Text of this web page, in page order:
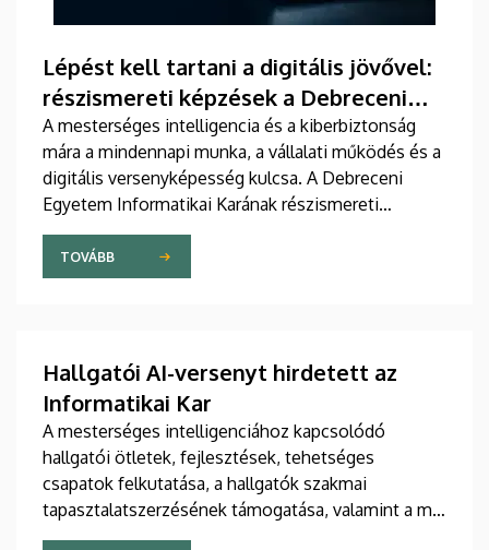
Lépést kell tartani a digitális jövővel:
részismereti képzések a Debreceni
Egyetem Informatikai Karán
A mesterséges intelligencia és a kiberbiztonság
mára a mindennapi munka, a vállalati működés és a
digitális versenyképesség kulcsa. A Debreceni
Egyetem Informatikai Karának részismereti
képzései rövid idő alatt korszerű, azonnal
alkalmazható tudást adnak.
TOVÁBB
Hallgatói AI-versenyt hirdetett az
Informatikai Kar
A mesterséges intelligenciához kapcsolódó
hallgatói ötletek, fejlesztések, tehetséges
csapatok felkutatása, a hallgatók szakmai
tapasztalatszerzésének támogatása, valamint a már
meglévő AI-megoldások bemutatása céljából